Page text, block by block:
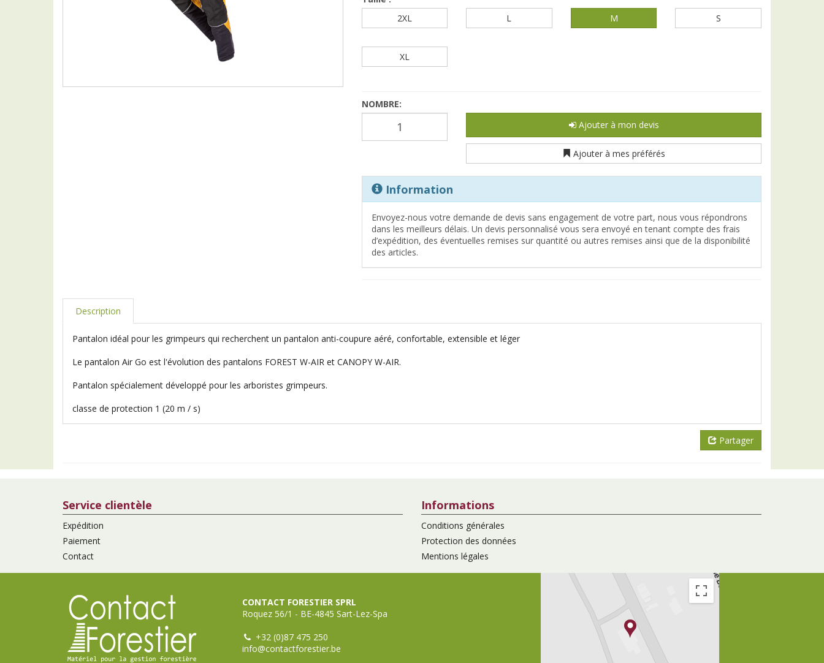
2XL
L M S
XL
NOMBRE:
Ajouter à mon devis
Ajouter à mes préférés
Information
Envoyez-nous votre demande de devis sans engagement de votre part, nous vous répondrons
dans les meilleurs délais. Un devis personnalisé vous sera envoyé en tenant compte des frais
d’expédition, des éventuelles remises sur quantité ou autres remises ainsi que de la disponibilité
des articles.
Description
Pantalon idéal pour les grimpeurs qui recherchent un pantalon anti-coupure aéré, confortable, extensible et léger
Le pantalon Air Go est l'évolution des pantalons FOREST W-AIR et CANOPY W-AIR.
Pantalon spécialement développé pour les arboristes grimpeurs.
classe de protection 1 (20 m / s)
Partager
Service clientèle
Expédition
Paiement
Contact
Informations
Conditions générales
Protection des données
Mentions légales
CONTACT FORESTIER SPRL
Roquez 56/1 - BE-4845 Sart-Lez-Spa
+32 (0)87 475 250
info@contactforestier.be